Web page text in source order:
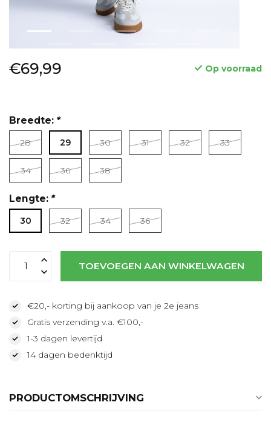
€69,99 Op voorraad
Lees meer
Breedte: *
28 29 30 31 32 33
34 36 38
Lengte: *
30 32 34 36
TOEVOEGEN AAN WINKELWAGEN
€20,- korting bij aankoop van je 2e jeans
Gratis verzending v.a. €100,-
1-3 dagen levertijd
14 dagen bedenktijd
PRODUCTOMSCHRIJVING